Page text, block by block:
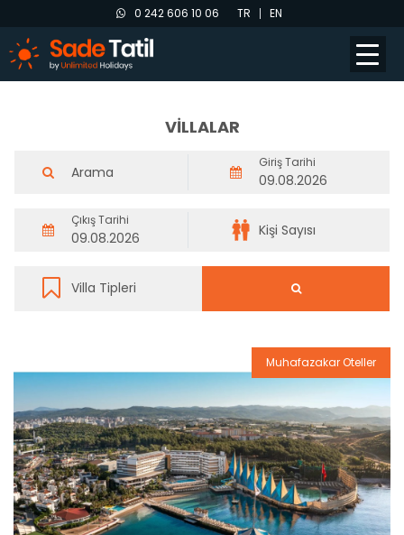
0 242 606 10 06 TR EN
VİLLALAR
Giriş Tarihi
Çıkış Tarihi
Rezervasyon
Muhafazakar Oteller